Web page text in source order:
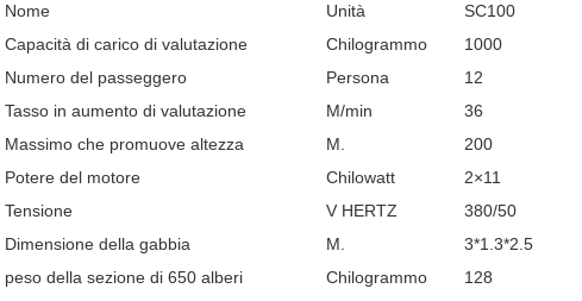
Nome Unità SC100
Capacità di carico di valutazione
Chilogrammo 1000
Numero del passeggero
Persona 12
Tasso in aumento di valutazione
M/min 36
Massimo che promuove altezza
M. 200
Potere del motore
Chilowatt 2×11
Tensione
V HERTZ 380/50
Dimensione della gabbia
M. 3*1.3*2.5
peso della sezione di 650 alberi
Chilogrammo 128